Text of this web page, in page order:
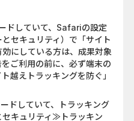
ドしていて、Safariの設定
セキュリティ）で「サイト
にしている方は、成果対象
ご利用の前に、必ず端末の
越えトラッキングを防ぐ」
ドしていて、トラッキング
キュリティ≫トラッキン